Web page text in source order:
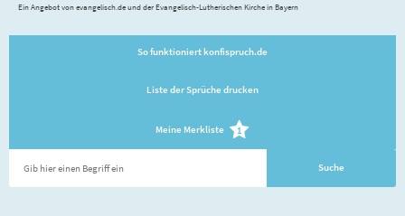
Ein Angebot von evangelisch.de und der Evangelisch-Lutherischen Kirche in Bayern
So funktioniert konfispruch.de
Liste der Sprüche drucken
Meine Merkliste 1